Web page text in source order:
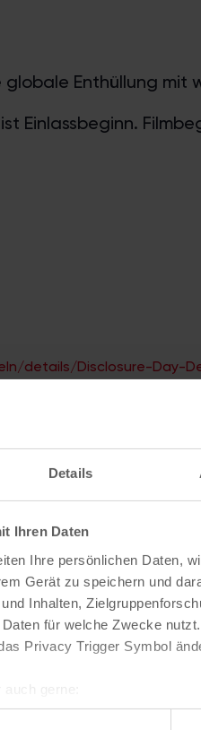
Details
Ihren Daten
Ihre persönlichen Daten,
Gerät zu speichern und
Inhalten,
für welche Zwecke
Privacy Trigger Symbol
Lage erfassen,
globale Enthüllung mit
Einlassbeginn.
details/Disclosure-Day-